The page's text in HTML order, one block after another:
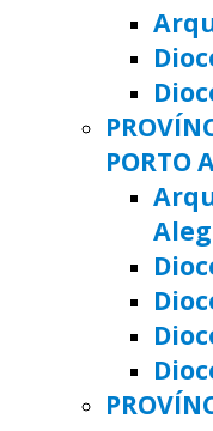
PORTO